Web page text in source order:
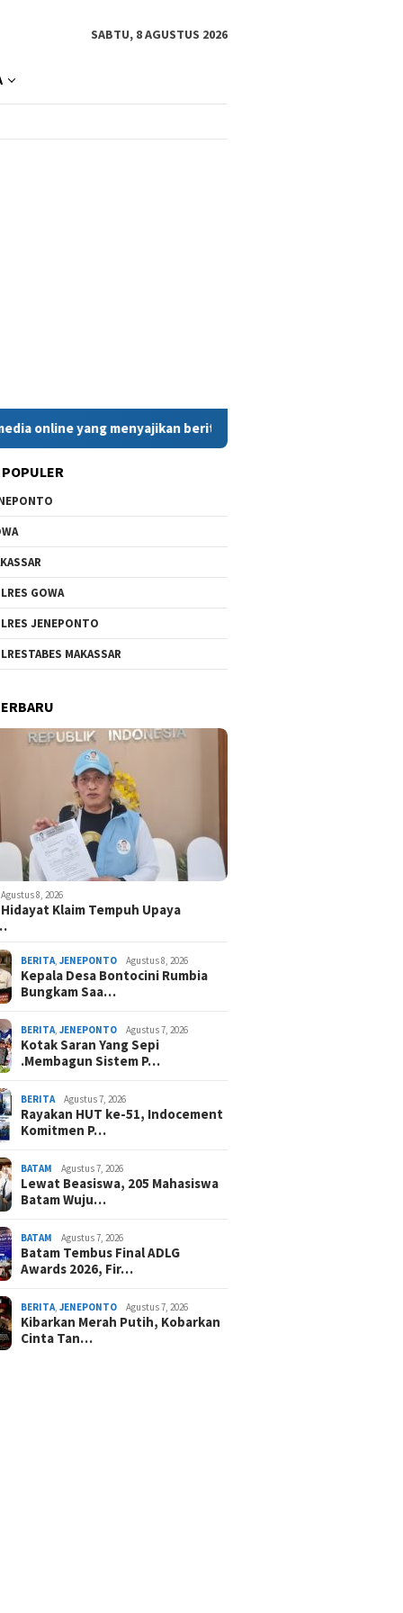
SABTU, 8 AGUSTUS 2026
menyajikan berita cepat, faktual, dan berimbang. Dengan
GOWA
JENEPONTO
MAKASSAR
Agustus 8, 2026
Klaim Tempuh Upaya
BERITA ,JENEPONTO Agustus 8, 2026
Kepala Desa Bontocini Rumbia
Bungkam Saa…
BERITA ,JENEPONTO Agustus 7, 2026
Kotak Saran Yang Sepi
.Membagun Sistem P…
BERITA Agustus 7, 2026
Rayakan HUT ke-51, Indocement
Komitmen P…
BATAM Agustus 7, 2026
Lewat Beasiswa, 205 Mahasiswa
Batam Wuju…
BATAM Agustus 7, 2026
Batam Tembus Final ADLG
Awards 2026, Fir…
BERITA ,JENEPONTO Agustus 7, 2026
Kibarkan Merah Putih, Kobarkan
Cinta Tan…